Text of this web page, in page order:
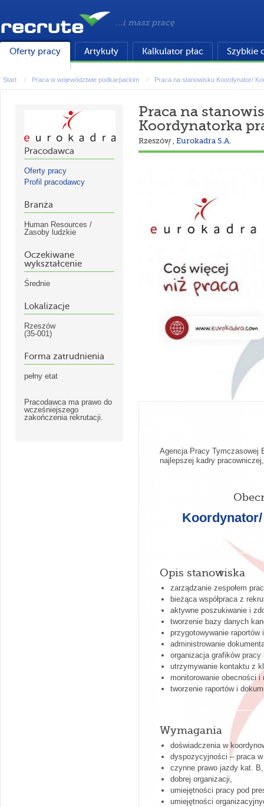
...i masz pracę
Oferty pracy Artykuły Kalkulator płac Szybkie
Start Praca w województwie podkarpackim Praca na stanowisku Koordynator/
Pracodawca
Oferty pracy
Profil pracodawcy
Branża
Human Resources /
Zasoby ludzkie
Oczekiwane
wykształcenie
Średnie
Lokalizacje
Rzeszów
(35-001)
Forma zatrudnienia
pełny etat
Pracodawca ma prawo do
wcześniejszego
zakończenia rekrutacji.
Praca na
Koordynatorka
Rzeszów, Eurokadra S.A.
Agencja Pracy Tymczasowej
najlepszej kadry
Opis stanowiska
zarządzanie zespołem
bieżąca współpraca z
aktywne poszukiwanie i
tworzenie bazy danych
przygotowywanie
administrowanie
organizacja grafików
utrzymywanie kontaktu z
monitorowanie obecności
tworzenie raportów i
Wymagania
doświadczenia w
dyspozycyjności – praca
czynne prawo jazdy kat. B,
dobrej organizacji,
umiejętności pracy pod
umiejętności